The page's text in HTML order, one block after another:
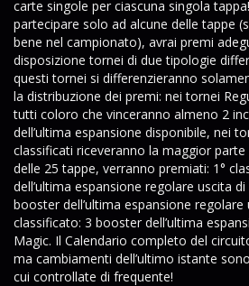
carte singole per ciascuna singola
partecipare solo ad alcune delle tappe
bene nel campionato), avrai premi
disposizione tornei di due tipologie
questi tornei si differenzieranno
la distribuzione dei premi: nei tornei
tutti coloro che vinceranno almeno 2
dell’ultima espansione disponibile, nei
classificati riceveranno la maggior
delle 25 tappe, verranno premiati: 1°
dell’ultima espansione regolare uscita
booster dell’ultima espansione regolare
classificato: 3 booster dell’ultima
Magic. Il Calendario completo del
ma cambiamenti dell’ultimo istante
cui controllate di frequente!